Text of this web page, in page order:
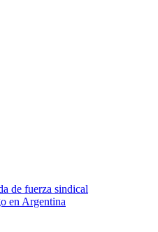
de fuerza sindical
en Argentina